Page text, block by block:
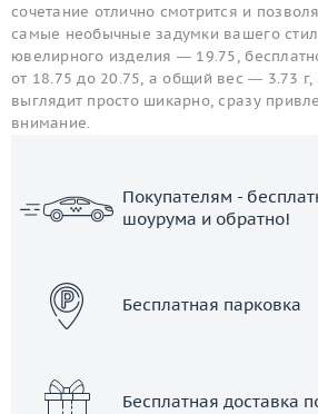
сочетание отлично смотрится и
самые необычные задумки вашего
ювелирного изделия — 19.75,
от 18.75 до 20.75, а общий вес — 3.73
выглядит просто шикарно, сразу
внимание.
Покупателям -
шоурума и обратно!
Бесплатная парковка
Бесплатная доставка